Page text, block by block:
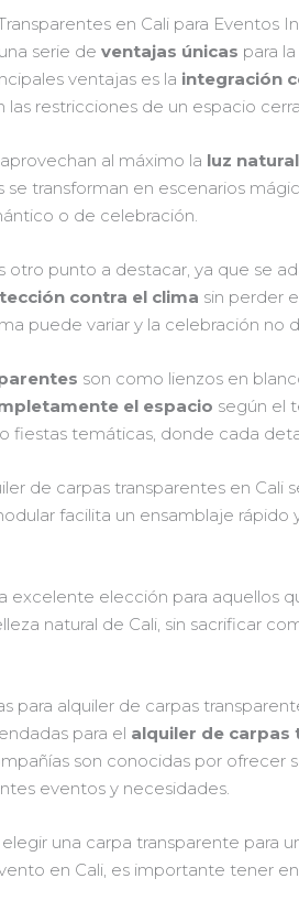
en Cali para Eventos
serie deventajas únicas para
ventajas es la integración
las restricciones de un espacio
al máximo la luz natural
transforman en escenarios
o de celebración.
otro punto a destacar, ya que se
contra el clima sin perder
puede variar y la celebración
son como lienzos en
el espacio según el
fiestas temáticas, donde cada
de carpas transparentes en
facilita un ensamblaje
excelente elección para aquellos
natural de Cali, sin sacrificar
para alquiler de carpas
para el alquiler de carpas
son conocidas por ofrecer
eventos y necesidades.
una carpa transparente para
en Cali, es importante tener